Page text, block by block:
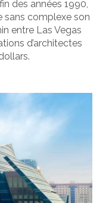
des années 1990,
sans complexe son
entre Las Vegas
d’architectes